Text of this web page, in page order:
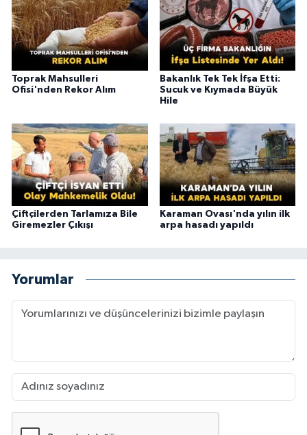
Toprak Mahsulleri
Ofisi'nden Rekor Alım
Bakanlık Tek Tek İfşa Etti:
Sucuk ve Kıymada Büyük
Hile
Çiftçilerden Tarlamıza Bile
Giremezler Çıkışı
Karaman Ovası'nda yılın ilk
arpa hasadı yapıldı
Yorumlar